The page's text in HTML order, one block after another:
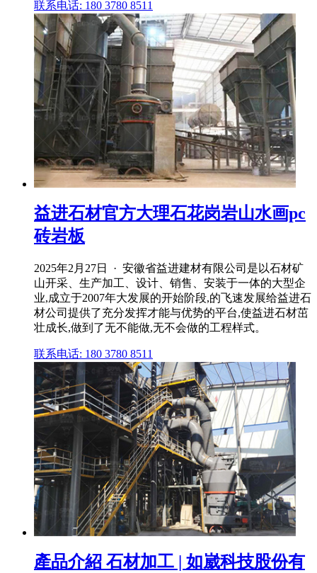
联系电话: 180 3780 8511
益进石材官方大理石花岗岩山水画pc
砖岩板
2025年2月27日 · 安徽省益进建材有限公司是以石材矿
山开采、生产加工、设计、销售、安装于一体的大型企
业,成立于2007年大发展的开始阶段,的飞速发展给益进石
材公司提供了充分发挥才能与优势的平台,使益进石材茁
壮成长,做到了无不能做,无不会做的工程样式。
联系电话: 180 3780 8511
產品介紹 石材加工 | 如崴科技股份有